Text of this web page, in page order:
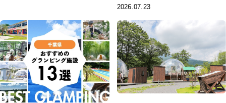
2026.07.23